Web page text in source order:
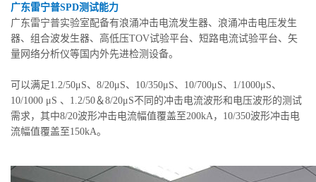
广东雷宁普SPD测试能力
广东雷宁普实验室配备有浪涌冲击电流发生器、浪涌冲击电压发生
器、组合波发生器、高低压TOV试验平台、短路电流试验平台、矢
量网络分析仪等国内外先进检测设备。
可以满足1.2/50μS、8/20μS、10/350μS、10/700μS、1/1000μS、
10/1000 μS 、1.2/50＆8/20μS不同的冲击电流波形和电压波形的测试
需求，其中8/20波形冲击电流幅值覆盖至200kA，10/350波形冲击电
流幅值覆盖至150kA。